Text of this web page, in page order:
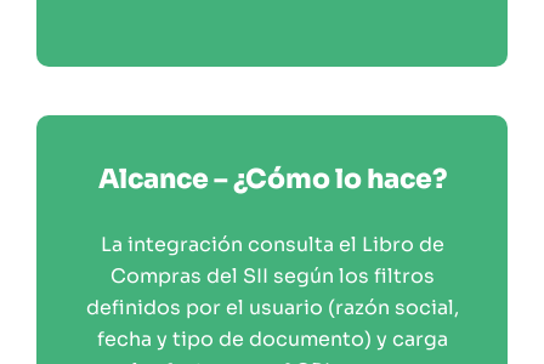
Alcance – ¿Cómo lo hace?
La integración consulta el Libro de
Compras del SII según los filtros
definidos por el usuario (razón social,
fecha y tipo de documento) y carga